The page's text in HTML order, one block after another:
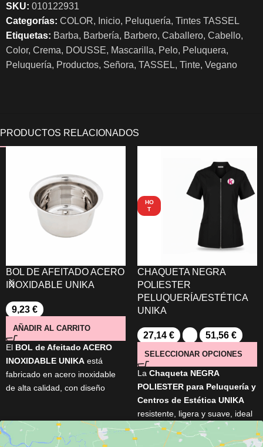
SKU: 010122931
Categorías: COLOR, Inicio, Peluquería, Tintes TASSEL
Etiquetas: Barba, Barbería, Barbero, Caballero, Cabello,
Color, Crema, DOUSSE, Mascarilla, Pelo, Peluquera,
Peluquería, Productos, Señora, TASSEL, Tinte, Vegano
BOL DE AFEITADO ACERO
INOXIDABLE UNIKA
9,23 €
AÑADIR AL CARRITO
El BOL de Afeitado ACERO
INOXIDABLE UNIKA está
fabricado en acero inoxidable
de alta calidad, con diseño
y cremosa. Elegante, resistente
y práctico, es perfecto para
HO
T
CHAQUETA NEGRA
POLIESTER
PELUQUERÍA/ESTÉTICA
UNIKA
27,14 € 51,56 €
SELECCIONAR OPCIONES
La Chaqueta NEGRA
POLIESTER para Peluquería y
Centros de Estética UNIKA
resistente, ligera y suave, ideal
para peluquería y estética. No
da calor, repele tintes y